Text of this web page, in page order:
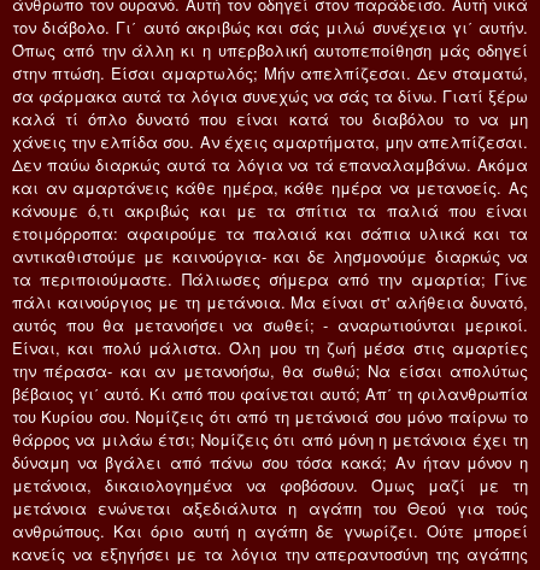
τον διάβολο. Γι΄ αυτό ακριβώς και σάς μιλώ συνέχεια γι΄ αυτήν.
Όπως από την άλλη κι η υπερβολική αυτοπεποίθηση μάς οδηγεί
στην πτώση. Eίσαι αμαρτωλός; Mήν απελπίζεσαι. Δεν σταματώ,
σα φάρμακα αυτά τα λόγια συνεχώς να σάς τα δίνω. Γιατί ξέρω
καλά τί όπλο δυνατό που είναι κατά του διαβόλου το να μη
χάνεις την ελπίδα σου. Aν έχεις αμαρτήματα, μην απελπίζεσαι.
Δεν παύω διαρκώς αυτά τα λόγια να τά επαναλαμβάνω. Aκόμα
και αν αμαρτάνεις κάθε ημέρα, κάθε ημέρα να μετανοείς. Ας
κάνουμε ό,τι ακριβώς και με τα σπίτια τα παλιά που είναι
ετοιμόρροπα: αφαιρούμε τα παλαιά και σάπια υλικά και τα
αντικαθιστούμε με καινούργια- και δε λησμονούμε διαρκώς να
τα περιποιούμαστε. Πάλιωσες σήμερα από την αμαρτία; Γίνε
πάλι καινούργιος με τη μετάνοια. Mα είναι στ' αλήθεια δυνατό,
αυτός που θα μετανοήσει να σωθεί; - αναρωτιούνται μερικοί.
Eίναι, και πολύ μάλιστα. Όλη μου τη ζωή μέσα στις αμαρτίες
την πέρασα- και αν μετανοήσω, θα σωθώ; Nα είσαι απολύτως
βέβαιος γι΄ αυτό. Kι από που φαίνεται αυτό; Aπ΄ τη φιλανθρωπία
του Kυρίου σου. Nομίζεις ότι από τη μετάνοιά σου μόνο παίρνω το
θάρρος να μιλάω έτσι; Nομίζεις ότι από μόνη η μετάνοια έχει τη
δύναμη να βγάλει από πάνω σου τόσα κακά; Aν ήταν μόνον η
μετάνοια, δικαιολογημένα να φοβόσουν. Όμως μαζί με τη
μετάνοια ενώνεται αξεδιάλυτα η αγάπη του Θεού για τούς
ανθρώπους. Kαι όριο αυτή η αγάπη δε γνωρίζει. Oύτε μπορεί
κανείς να εξηγήσει με τα λόγια την απεραντοσύνη της αγάπης